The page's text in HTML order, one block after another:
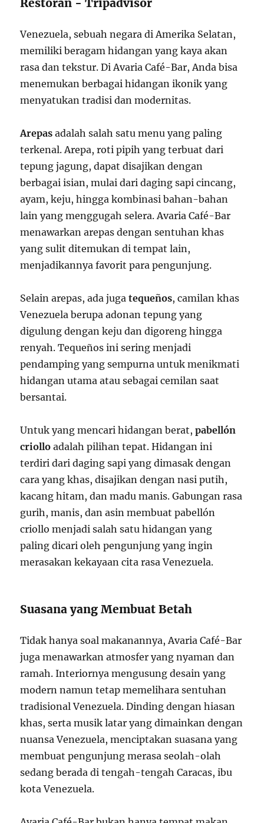
Venezuela, sebuah negara di Amerika Selatan,
memiliki beragam hidangan yang kaya akan
rasa dan tekstur. Di Avaria Café-Bar, Anda bisa
menemukan berbagai hidangan ikonik yang
menyatukan tradisi dan modernitas.
Arepas adalah salah satu menu yang paling
terkenal. Arepa, roti pipih yang terbuat dari
tepung jagung, dapat disajikan dengan
berbagai isian, mulai dari daging sapi cincang,
ayam, keju, hingga kombinasi bahan-bahan
lain yang menggugah selera. Avaria Café-Bar
menawarkan arepas dengan sentuhan khas
yang sulit ditemukan di tempat lain,
menjadikannya favorit para pengunjung.
Selain arepas, ada jugatequeños, camilan khas
Venezuela berupa adonan tepung yang
digulung dengan keju dan digoreng hingga
renyah. Tequeños ini sering menjadi
pendamping yang sempurna untuk menikmati
hidangan utama atau sebagai cemilan saat
bersantai.
Untuk yang mencari hidangan berat,pabellón
criollo adalah pilihan tepat. Hidangan ini
terdiri dari daging sapi yang dimasak dengan
cara yang khas, disajikan dengan nasi putih,
kacang hitam, dan madu manis. Gabungan rasa
gurih, manis, dan asin membuat pabellón
criollo menjadi salah satu hidangan yang
paling dicari oleh pengunjung yang ingin
merasakan kekayaan cita rasa Venezuela.
Suasana yang Membuat Betah
Tidak hanya soal makanannya, Avaria Café-Bar
juga menawarkan atmosfer yang nyaman dan
ramah. Interiornya mengusung desain yang
modern namun tetap memelihara sentuhan
tradisional Venezuela. Dinding dengan hiasan
khas, serta musik latar yang dimainkan dengan
nuansa Venezuela, menciptakan suasana yang
membuat pengunjung merasa seolah-olah
sedang berada di tengah-tengah Caracas, ibu
kota Venezuela.